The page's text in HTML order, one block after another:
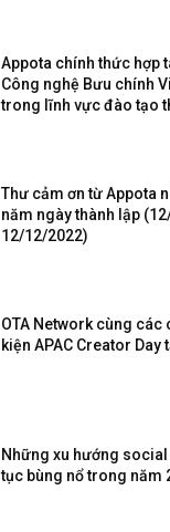
Appota chính thức hợp
Công nghệ Bưu chính
trong lĩnh vực đào tạo
Thư cảm ơn từ Appota
năm ngày thành lập
12/12/2022)
OTA Network cùng
kiện APAC Creator Day
Những xu hướng
tục bùng nổ trong năm